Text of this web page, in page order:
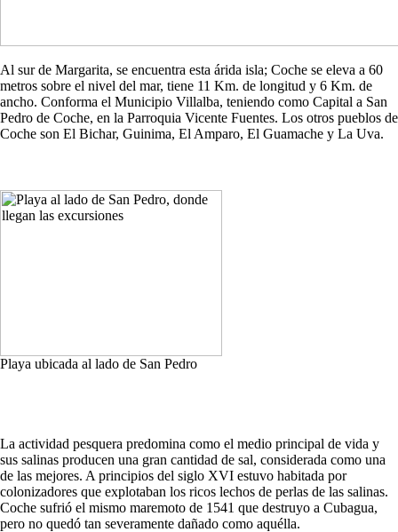
Al sur de Margarita, se encuentra esta árida isla; Coche se eleva a 60
metros sobre el nivel del mar, tiene 11 Km. de longitud y 6 Km. de
ancho. Conforma el Municipio Villalba, teniendo como Capital a San
Pedro de Coche, en la Parroquia Vicente Fuentes. Los otros pueblos de
Coche son El Bichar, Guinima, El Amparo, El Guamache y La Uva.
Playa ubicada al lado de San Pedro
La actividad pesquera predomina como el medio principal de vida y
sus salinas producen una gran cantidad de sal, considerada como una
de las mejores. A principios del siglo XVI estuvo habitada por
colonizadores que explotaban los ricos lechos de perlas de las salinas.
Coche sufrió el mismo maremoto de 1541 que destruyo a Cubagua,
pero no quedó tan severamente dañado como aquélla.